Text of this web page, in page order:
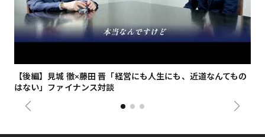
【後編】見城 徹×藤田 晋「経営にも人生にも、近道なんてもの
はない」ファイナンス対談